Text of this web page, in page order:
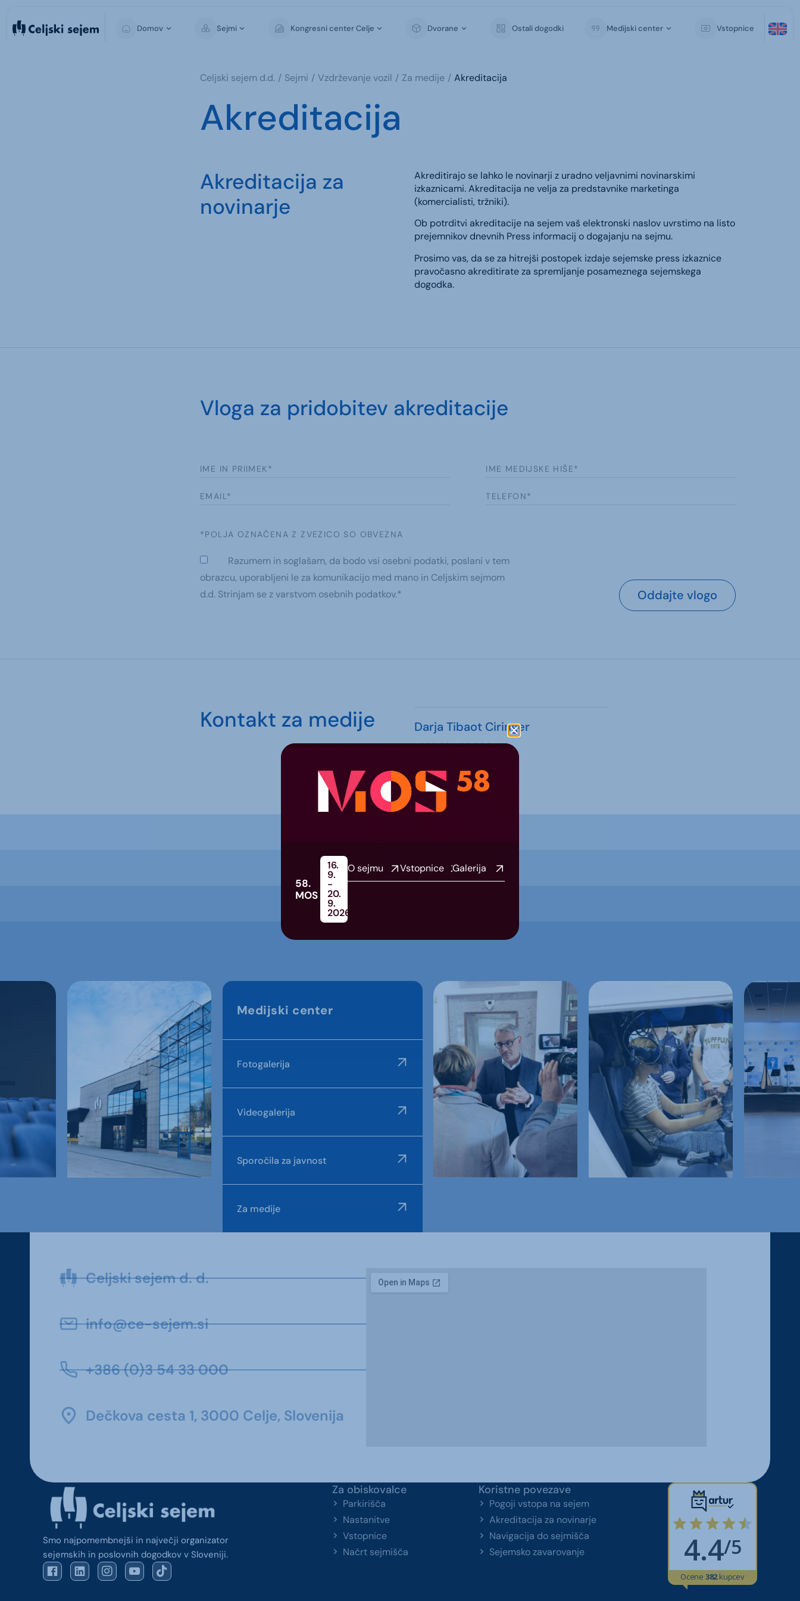
Domov Sejmi Kongresni center Celje Dvorane Ostali dogodki Medijski center Vstopnice
Celjski sejem d.d. Sejmi Vzdrževanje vozil Za medije Akreditacija
Akreditacija
Akreditacija za
novinarje
Akreditirajo se lahko le novinarji z uradno veljavnimi novinarskimi
izkaznicami. Akreditacija ne velja za predstavnike marketinga
(komercialisti, tržniki).
Ob potrditvi akreditacije na sejem vaš elektronski naslov uvrstimo na listo
prejemnikov dnevnih Press informacij o dogajanju na sejmu.
Prosimo vas, da se za hitrejši postopek izdaje sejemske press izkaznice
pravočasno akreditirate za spremljanje posameznega sejemskega
dogodka.
Vloga za pridobitev akreditacije
*POLJA OZNAČENA Z ZVEZICO SO OBVEZNA
Razumem in soglašam, da bodo vsi osebni podatki, poslani v tem
obrazcu, uporabljeni le za komunikacijo med mano in Celjskim sejmom
d.d. Strinjam se z varstvom osebnih podatkov.*
Oddajte vlogo
Kontakt za medije Darja Tibaot Ciringer
+386 70 436 800
Medijski center
Fotogalerija
Videogalerija
Sporočila za javnost
Za medije
Celjski sejem d. d.
info@ce-sejem.si
+386 (0)3 54 33 000
Dečkova cesta 1, 3000 Celje, Slovenija
Smo najpomembnejši in največji organizator
sejemskih in poslovnih dogodkov v Sloveniji.
Za obiskovalce
Parkirišča
Nastanitve
Vstopnice
Načrt sejmišča
Koristne povezave
Pogoji vstopa na sejem
Akreditacija za novinarje
Navigacija do sejmišča
Sejemsko zavarovanje
58.
MOS
16.
9.
-
20.
9.
2026
O sejmu Vstopnice Galerija